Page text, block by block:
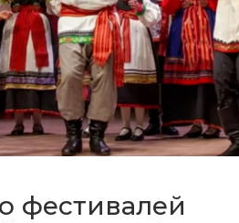
фестивалей